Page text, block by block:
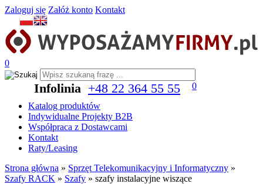
Zaloguj się Załóż konto Kontakt
0
Infolinia +48 22 364 55 55
0
Katalog produktów
Indywidualne Projekty B2B
Współpraca z Dostawcami
Kontakt
Raty/Leasing
Strona główna » Sprzęt Telekomunikacyjny i Informatyczny »
Szafy RACK » Szafy » szafy instalacyjne wiszące